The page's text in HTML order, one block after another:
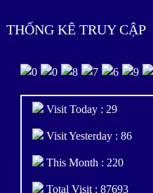
THỐNG KÊ TRUY CẬP
Visit Today : 29
Visit Yesterday : 86
This Month : 220
Total Visit : 87693